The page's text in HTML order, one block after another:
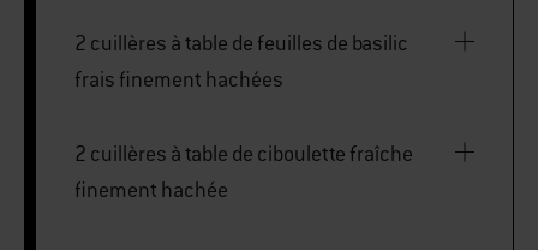
2 cuillères à table de feuilles de basilic
frais finement hachées
2 cuillères à table de ciboulette fraîche
finement hachée